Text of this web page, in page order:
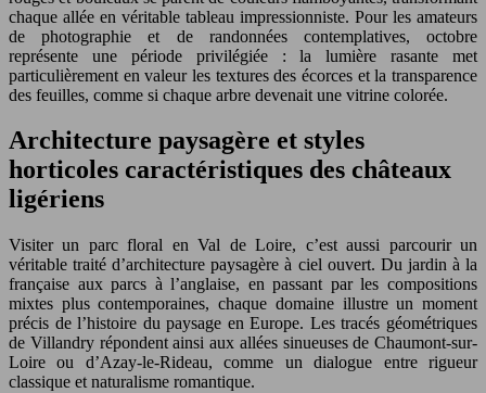
chaque allée en véritable tableau impressionniste. Pour les amateurs
de photographie et de randonnées contemplatives, octobre
représente une période privilégiée : la lumière rasante met
particulièrement en valeur les textures des écorces et la transparence
des feuilles, comme si chaque arbre devenait une vitrine colorée.
Architecture paysagère et styles
horticoles caractéristiques des châteaux
ligériens
Visiter un parc floral en Val de Loire, c’est aussi parcourir un
véritable traité d’architecture paysagère à ciel ouvert. Du jardin à la
française aux parcs à l’anglaise, en passant par les compositions
mixtes plus contemporaines, chaque domaine illustre un moment
précis de l’histoire du paysage en Europe. Les tracés géométriques
de Villandry répondent ainsi aux allées sinueuses de Chaumont-sur-
Loire ou d’Azay-le-Rideau, comme un dialogue entre rigueur
classique et naturalisme romantique.